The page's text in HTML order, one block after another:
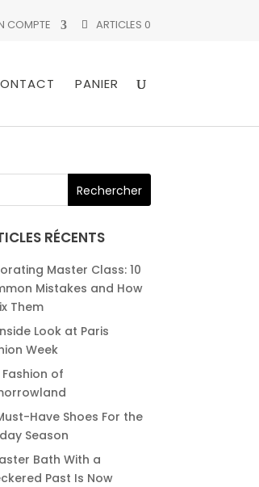
COMPTE ARTICLES 0
PANIER
RÉCENTS
Master Class: 10
Mistakes and How
Them
Look at Paris
Week
Fashion of
Have Shoes For the
Season
Bath With a
Past Is Now